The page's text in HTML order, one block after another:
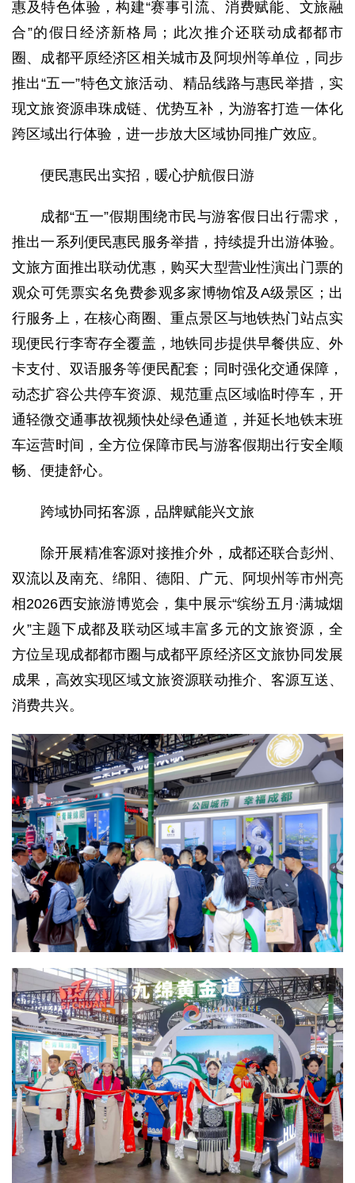
惠及特色体验，构建“赛事引流、消费赋能、文旅融
合”的假日经济新格局；此次推介还联动成都都市
圈、成都平原经济区相关城市及阿坝州等单位，同步
推出“五一”特色文旅活动、精品线路与惠民举措，实
现文旅资源串珠成链、优势互补，为游客打造一体化
跨区域出行体验，进一步放大区域协同推广效应。
便民惠民出实招，暖心护航假日游
成都“五一”假期围绕市民与游客假日出行需求，
推出一系列便民惠民服务举措，持续提升出游体验。
文旅方面推出联动优惠，购买大型营业性演出门票的
观众可凭票实名免费参观多家博物馆及A级景区；出
行服务上，在核心商圈、重点景区与地铁热门站点实
现便民行李寄存全覆盖，地铁同步提供早餐供应、外
卡支付、双语服务等便民配套；同时强化交通保障，
动态扩容公共停车资源、规范重点区域临时停车，开
通轻微交通事故视频快处绿色通道，并延长地铁末班
车运营时间，全方位保障市民与游客假期出行安全顺
畅、便捷舒心。
跨域协同拓客源，品牌赋能兴文旅
除开展精准客源对接推介外，成都还联合彭州、
双流以及南充、绵阳、德阳、广元、阿坝州等市州亮
相2026西安旅游博览会，集中展示“缤纷五月·满城烟
火”主题下成都及联动区域丰富多元的文旅资源，全
方位呈现成都都市圈与成都平原经济区文旅协同发展
成果，高效实现区域文旅资源联动推介、客源互送、
消费共兴。